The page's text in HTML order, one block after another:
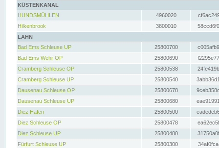
KÜSTENKANAL
HUNDSMÜHLEN
4960020
Hilkenbrook
3800010
LAHN
Bad Ems Schleuse UP
25800700
Bad Ems Wehr OP
25800690
Cramberg Schleuse OP
25800538
Cramberg Schleuse UP
25800540
Dausenau Schleuse OP
25800678
Dausenau Schleuse UP
25800680
Diez Hafen
25800500
Diez Schleuse OP
25800478
Diez Schleuse UP
25800480
Fürfurt Schleuse UP
25800300